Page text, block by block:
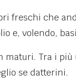
freschi che
e, volendo,
maturi. Tra i
se datterini.